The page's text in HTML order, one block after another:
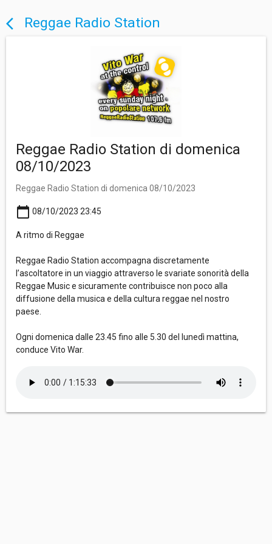
arrow_back_ios Reggae Radio Station
Reggae Radio Station di domenica
08/10/2023
Reggae Radio Station di domenica 08/10/2023
calendar_today 08/10/2023 23:45
A ritmo di Reggae
Reggae Radio Station accompagna discretamente
l’ascoltatore in un viaggio attraverso le svariate sonorità della
Reggae Music e sicuramente contribuisce non poco alla
diffusione della musica e della cultura reggae nel nostro
paese.
Ogni domenica dalle 23.45 fino alle 5.30 del lunedì mattina,
conduce Vito War.